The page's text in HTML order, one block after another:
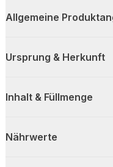
Allgemeine
Ursprung & Herkunft
Inhalt & Füllmenge
Nährwerte